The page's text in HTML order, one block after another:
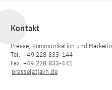
Kontakt
Presse, Kommunikation und
Tel.: +49 228 833-144
Fax: +49 228 833-441
presse[at]avh.de